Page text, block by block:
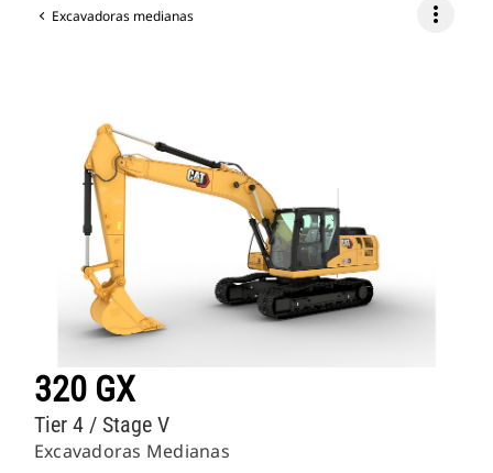
Excavadoras medianas more_vert
320 GX
Excavadoras Medianas
Tier 4 / Stage V